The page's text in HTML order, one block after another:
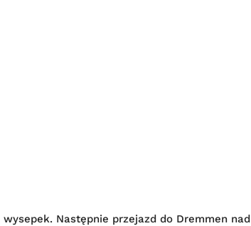
Następnie przejazd do Dremmen nad